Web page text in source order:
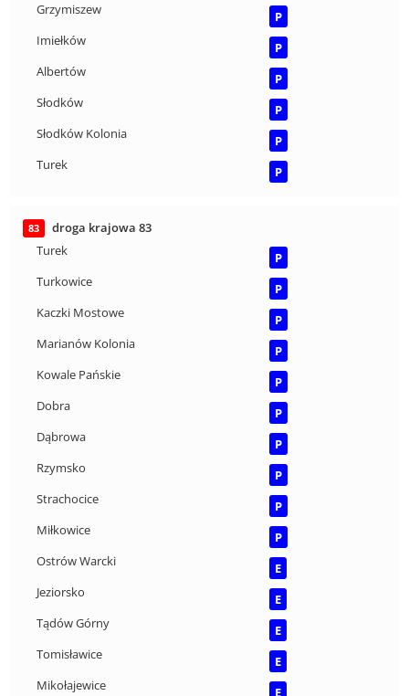
Grzymiszew
P
Imiełków
P
Albertów
P
Słodków
P
Słodków Kolonia
P
Turek
P
83
droga krajowa 83
Turek
P
Turkowice
P
Kaczki Mostowe
P
Marianów Kolonia
P
Kowale Pańskie
P
Dobra
P
Dąbrowa
P
Rzymsko
P
Strachocice
P
Miłkowice
P
Ostrów Warcki
E
Jeziorsko
E
Tądów Górny
E
Tomisławice
E
Mikołajewice
E